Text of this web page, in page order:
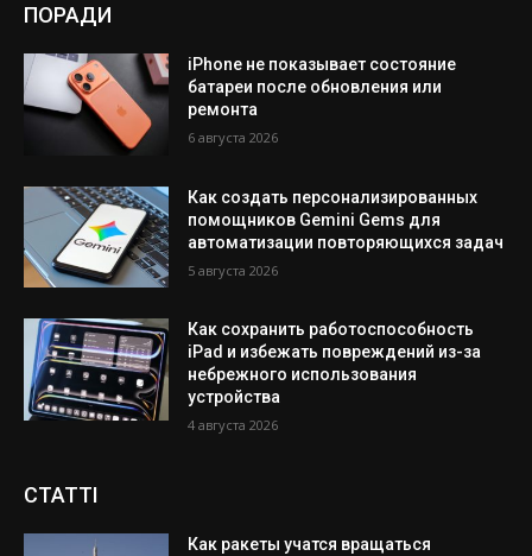
ПОРАДИ
iPhone не показывает состояние
батареи после обновления или
ремонта
6 августа 2026
Как создать персонализированных
помощников Gemini Gems для
автоматизации повторяющихся задач
5 августа 2026
Как сохранить работоспособность
iPad и избежать повреждений из-за
небрежного использования
устройства
4 августа 2026
СТАТТІ
Как ракеты учатся вращаться